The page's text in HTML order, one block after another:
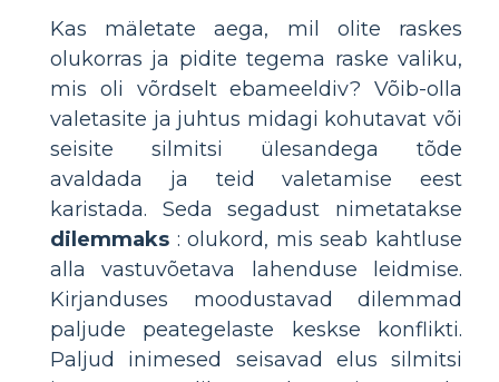
Kas mäletate aega, mil olite raskes
olukorras ja pidite tegema raske valiku,
mis oli võrdselt ebameeldiv? Võib-olla
valetasite ja juhtus midagi kohutavat või
seisite silmitsi ülesandega tõde
avaldada ja teid valetamise eest
karistada. Seda segadust nimetatakse
dilemmaks : olukord, mis seab kahtluse
alla vastuvõetava lahenduse leidmise.
Kirjanduses moodustavad dilemmad
paljude peategelaste keskse konflikti.
Paljud inimesed seisavad elus silmitsi